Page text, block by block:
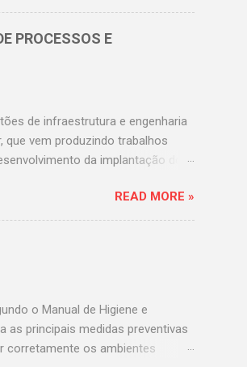
a aplicação do Protocolo de
de Classificação de Risco que
Instagram
PROCESSOS E
de infraestrutura e engenharia
vem produzindo trabalhos
da implantação dos
centralizada e simples para
foi desenvolvido um painel online
os indicadores de
indicadores de hotelaria
READ MORE »
o Manual de Higiene e
as principais medidas preventivas
corretamente os ambientes